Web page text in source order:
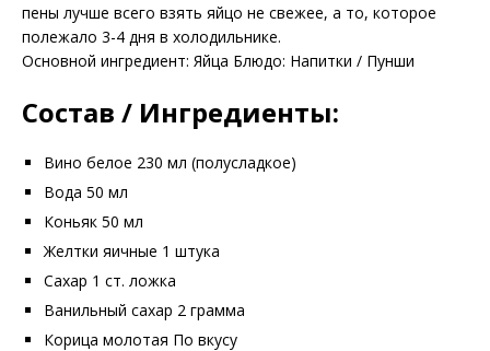
пены лучше всего взять яйцо не свежее, а то, которое
полежало 3-4 дня в холодильнике.
Основной ингредиент: Яйца Блюдо: Напитки / Пунши
Состав / Ингредиенты:
Вино белое 230 мл (полусладкое)
Вода 50 мл
Коньяк 50 мл
Желтки яичные 1 штука
Сахар 1 ст. ложка
Ванильный сахар 2 грамма
Корица молотая По вкусу